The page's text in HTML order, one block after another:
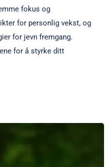
fokus og
for personlig vekst, og
for jevn fremgang.
for å styrke ditt